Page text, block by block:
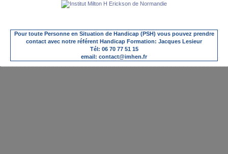
Pour toute Personne en Situation de Handicap (PSH) vous pouvez prendre
contact avec notre référent Handicap Formation: Jacques Lesieur
Tél: 06 70 77 51 15
email: contact@imhen.fr